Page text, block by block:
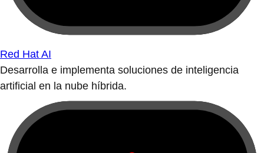
Red Hat AI
Desarrolla e implementa soluciones de inteligencia
artificial en la nube híbrida.